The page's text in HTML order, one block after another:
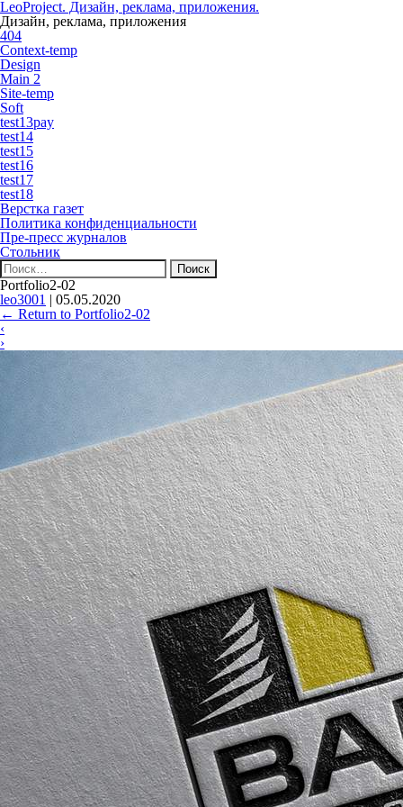
LeoProject. Дизайн, реклама, приложения.
Дизайн, реклама, приложения
404
Context-temp
Design
Main 2
Site-temp
Soft
test13pay
test14
test15
test16
test17
test18
Верстка газет
Политика конфиденциальности
Пре-пресс журналов
Стольник
Найти:
Portfolio2-02
leo3001 | 05.05.2020
← Return to Portfolio2-02
‹
›